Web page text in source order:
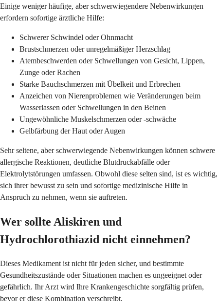
Einige weniger häufige, aber schwerwiegendere Nebenwirkungen
erfordern sofortige ärztliche Hilfe:
Schwerer Schwindel oder Ohnmacht
Brustschmerzen oder unregelmäßiger Herzschlag
Atembeschwerden oder Schwellungen von Gesicht, Lippen,
Zunge oder Rachen
Starke Bauchschmerzen mit Übelkeit und Erbrechen
Anzeichen von Nierenproblemen wie Veränderungen beim
Wasserlassen oder Schwellungen in den Beinen
Ungewöhnliche Muskelschmerzen oder -schwäche
Gelbfärbung der Haut oder Augen
Sehr seltene, aber schwerwiegende Nebenwirkungen können schwere
allergische Reaktionen, deutliche Blutdruckabfälle oder
Elektrolytstörungen umfassen. Obwohl diese selten sind, ist es wichtig,
sich ihrer bewusst zu sein und sofortige medizinische Hilfe in
Anspruch zu nehmen, wenn sie auftreten.
Wer sollte Aliskiren und
Hydrochlorothiazid nicht einnehmen?
Dieses Medikament ist nicht für jeden sicher, und bestimmte
Gesundheitszustände oder Situationen machen es ungeeignet oder
gefährlich. Ihr Arzt wird Ihre Krankengeschichte sorgfältig prüfen,
bevor er diese Kombination verschreibt.